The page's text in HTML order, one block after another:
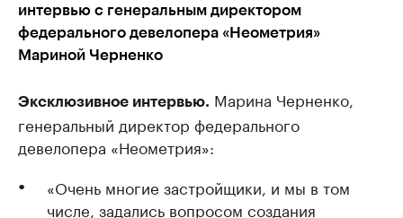
интервью с генеральным директором
федерального девелопера «Неометрия»
Мариной Черненко
Эксклюзивное интервью. Марина Черненко,
генеральный директор федерального
девелопера «Неометрия»:
«Очень многие застройщики, и мы в том
числе, задались вопросом создания